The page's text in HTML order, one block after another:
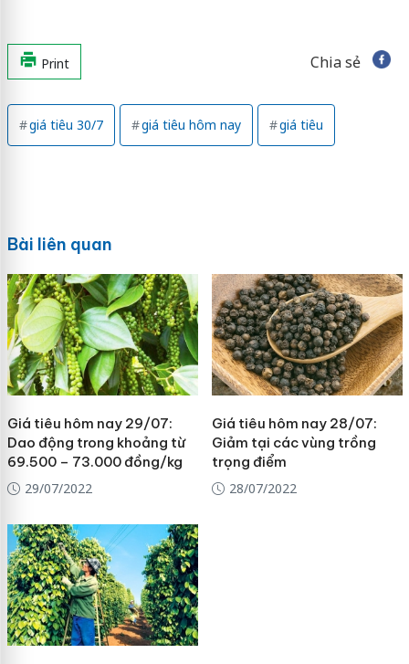
Print Chia sẻ
giá tiêu 30/7 giá tiêu hôm nay giá tiêu
Bài liên quan
Giá tiêu hôm nay 29/07:
Dao động trong khoảng từ
69.500 – 73.000 đồng/kg
29/07/2022
Giá tiêu hôm nay 28/07:
Giảm tại các vùng trồng
trọng điểm
28/07/2022